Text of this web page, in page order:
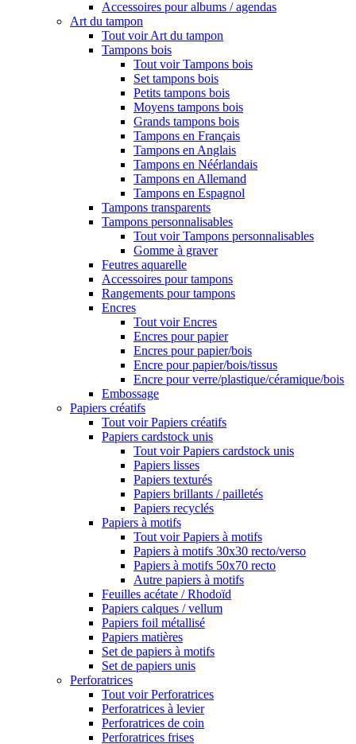
Accessoires pour albums / agendas
Art du tampon
Tout voir Art du tampon
Tampons bois
Tout voir Tampons bois
Set tampons bois
Petits tampons bois
Moyens tampons bois
Grands tampons bois
Tampons en Français
Tampons en Anglais
Tampons en Néérlandais
Tampons en Allemand
Tampons en Espagnol
Tampons transparents
Tampons personnalisables
Tout voir Tampons personnalisables
Gomme à graver
Feutres aquarelle
Accessoires pour tampons
Rangements pour tampons
Encres
Tout voir Encres
Encres pour papier
Encres pour papier/bois
Encre pour papier/bois/tissus
Encre pour verre/plastique/céramique/bois
Embossage
Papiers créatifs
Tout voir Papiers créatifs
Papiers cardstock unis
Tout voir Papiers cardstock unis
Papiers lisses
Papiers texturés
Papiers brillants / pailletés
Papiers recyclés
Papiers à motifs
Tout voir Papiers à motifs
Papiers à motifs 30x30 recto/verso
Papiers à motifs 50x70 recto
Autre papiers à motifs
Feuilles acétate / Rhodoïd
Papiers calques / vellum
Papiers foil métallisé
Papiers matières
Set de papiers à motifs
Set de papiers unis
Perforatrices
Tout voir Perforatrices
Perforatrices à levier
Perforatrices de coin
Perforatrices frises